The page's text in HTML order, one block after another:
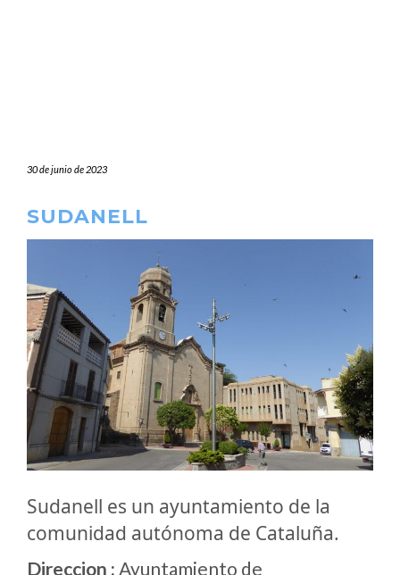
30 de junio de 2023
SUDANELL
Sudanell es un ayuntamiento de la
comunidad autónoma de Cataluña.
Direccion : Ayuntamiento de